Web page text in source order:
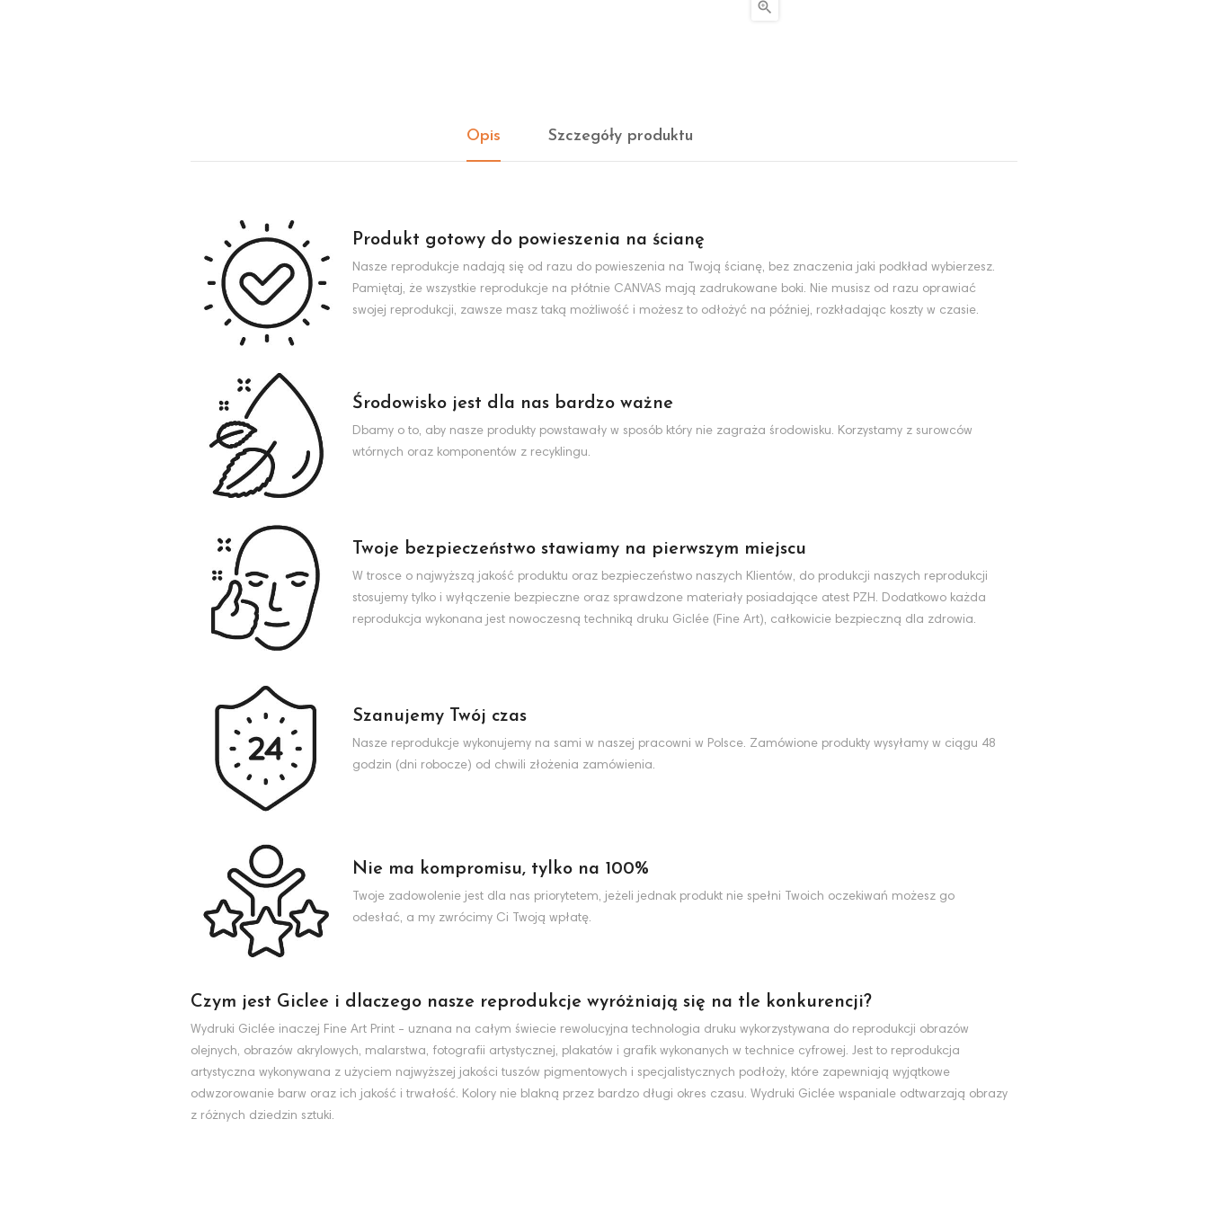

Opis Szczegóły produktu
Produkt gotowy do powieszenia na ścianę
Nasze reprodukcje nadają się od razu do powieszenia na Twoją ścianę, bez znaczenia jaki podkład wybierzesz.
Pamiętaj, że wszystkie reprodukcje na płótnie CANVAS mają zadrukowane boki. Nie musisz od razu oprawiać
swojej reprodukcji, zawsze masz taką możliwość i możesz to odłożyć na później, rozkładając koszty w czasie.
Środowisko jest dla nas bardzo ważne
Dbamy o to, aby nasze produkty powstawały w sposób który nie zagraża środowisku. Korzystamy z surowców
wtórnych oraz komponentów z recyklingu.
Twoje bezpieczeństwo stawiamy na pierwszym miejscu
W trosce o najwyższą jakość produktu oraz bezpieczeństwo naszych Klientów, do produkcji naszych reprodukcji
stosujemy tylko i wyłączenie bezpieczne oraz sprawdzone materiały posiadające atest PZH. Dodatkowo każda
reprodukcja wykonana jest nowoczesną techniką druku Giclée (Fine Art), całkowicie bezpieczną dla zdrowia.
Szanujemy Twój czas
Nasze reprodukcje wykonujemy na sami w naszej pracowni w Polsce. Zamówione produkty wysyłamy w ciągu 48
godzin (dni robocze) od chwili złożenia zamówienia.
Nie ma kompromisu, tylko na 100%
Twoje zadowolenie jest dla nas priorytetem, jeżeli jednak produkt nie spełni Twoich oczekiwań możesz go
odesłać, a my zwrócimy Ci Twoją wpłatę.
Czym jest Giclee i dlaczego nasze reprodukcje wyróżniają się na tle konkurencji?
Wydruki Giclée inaczej Fine Art Print - uznana na całym świecie rewolucyjna technologia druku wykorzystywana do reprodukcji obrazów
olejnych, obrazów akrylowych, malarstwa, fotografii artystycznej, plakatów i grafik wykonanych w technice cyfrowej. Jest to reprodukcja
artystyczna wykonywana z użyciem najwyższej jakości tuszów pigmentowych i specjalistycznych podłoży, które zapewniają wyjątkowe
odwzorowanie barw oraz ich jakość i trwałość. Kolory nie blakną przez bardzo długi okres czasu. Wydruki Giclée wspaniale odtwarzają obrazy
z różnych dziedzin sztuki.